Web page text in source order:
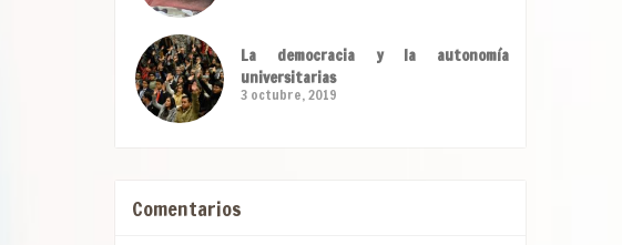
La democracia y la autonomía
universitarias
3 octubre, 2019
Comentarios